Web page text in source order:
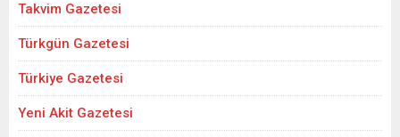
Takvim Gazetesi
Türkgün Gazetesi
Türkiye Gazetesi
Yeni Akit Gazetesi